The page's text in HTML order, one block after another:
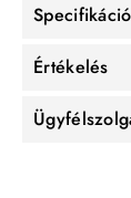
Specifikáció
Értékelés